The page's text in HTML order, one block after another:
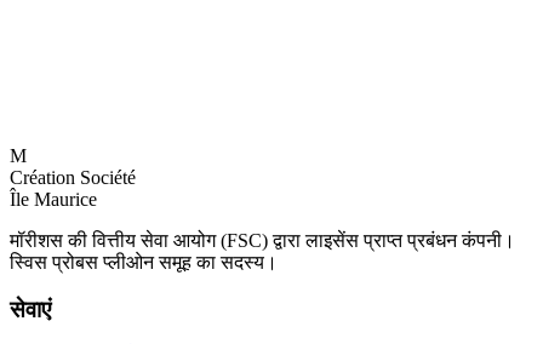
M
Création Société
Île Maurice
मॉरीशस की वित्तीय सेवा आयोग (FSC) द्वारा लाइसेंस प्राप्त प्रबंधन कंपनी।
स्विस प्रोबस प्लीओन समूह का सदस्य।
सेवाएं